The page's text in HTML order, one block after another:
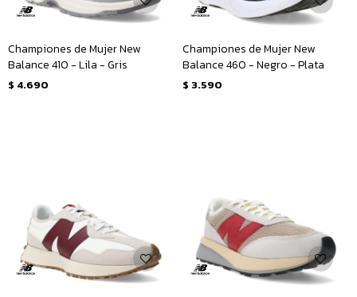
Championes de Mujer New
Balance 410 - Lila - Gris
$ 4.690
Championes de Mujer New
Balance 460 - Negro - Plata
$ 3.590